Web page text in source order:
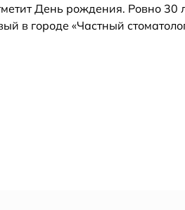
День рождения. Ровно 30
в городе «Частный